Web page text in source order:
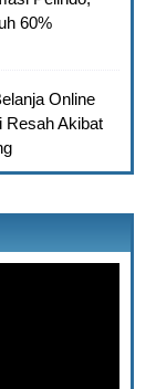
60%
Online
Resah Akibat